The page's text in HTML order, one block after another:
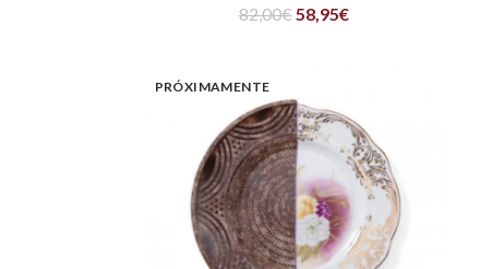
82,00€58,95€
PRÓXIMAMENTE